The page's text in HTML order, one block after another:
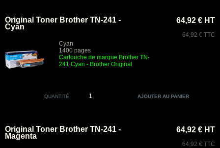
Original Toner Brother TN-241 -
Cyan
Cyan
1400 pages
Cartouche de marque Brother TN-
241 Cyan - Brother Original
64,92 € HT
64,92 € TTC
QUANTITÉ
Original Toner Brother TN-241 -
Magenta
64,92 € HT
64,92 € TTC